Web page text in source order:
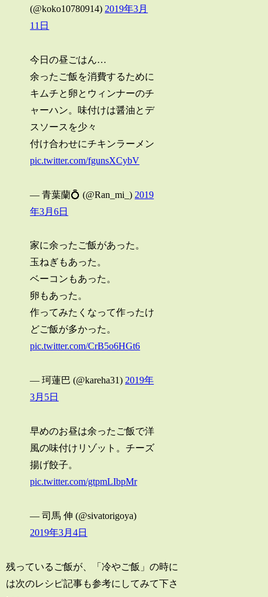
(@koko10780914) 2019年3月
11日
今日の昼ごはん…
余ったご飯を消費するために
キムチと卵とウィンナーのチ
ャーハン。味付けは醤油とデ
スソースを少々
付け合わせにチキンラーメン
pic.twitter.com/fgunsXCybV
— 青葉蘭💍 (@Ran_mi_) 2019
年3月6日
家に余ったご飯があった。
玉ねぎもあった。
ベーコンもあった。
卵もあった。
作ってみたくなって作ったけ
どご飯が多かった。
pic.twitter.com/CrB5o6HGt6
— 珂蓮巴 (@kareha31) 2019年
3月5日
早めのお昼は余ったご飯で洋
風の味付けリゾット。チーズ
揚げ餃子。
pic.twitter.com/gtpmLIbpMr
— 司馬 伸 (@sivatorigoya)
2019年3月4日
残っているご飯が、「冷やご飯」の時に
は次のレシピ記事も参考にしてみて下さ